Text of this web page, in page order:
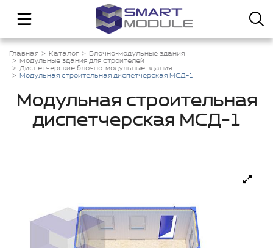
Главная Каталог
Блочно-модульные здания
Модульные здания для строителей
Диспетчерские блочно-модульные здания
Модульная строительная диспетчерская МСД-1
Модульная строительная
диспетчерская МСД-1